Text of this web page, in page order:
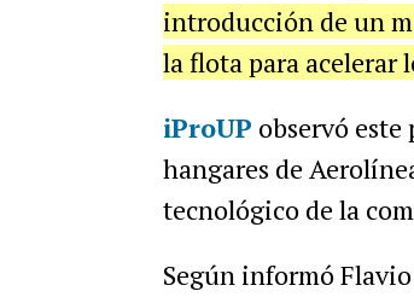
introducción de un
la flota para acelerar
iProUP observó
hangares de
tecnológico de la
Según informó